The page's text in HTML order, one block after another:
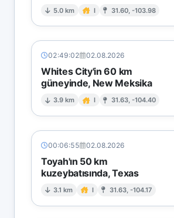
5.0 km I 31.60, -103.98
02:49:02 02.08.2026
Whites City'in 60 km
güneyinde, New Meksika
3.9 km I 31.63, -104.40
00:06:55 02.08.2026
Toyah'ın 50 km
kuzeybatısında, Texas
3.1 km I 31.63, -104.17